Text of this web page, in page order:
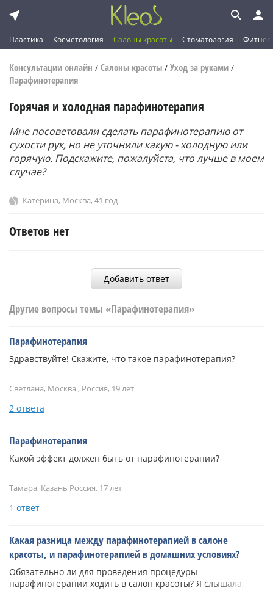
Пластика Косметология Салоны красоты Стоматология Фитнес
Консультации онлайн / Салоны красоты / Уход за руками /
Парафинотерапия
Горячая и холодная парафинотерапия
Мне посоветовали сделать парафинотерапию от
сухости рук, но не уточнили какую - холодную или
горячую. Подскажите, пожалуйста, что лучше в моем
случае?
Катерина, Москва, 41 год
Ответов нет
Добавить ответ
Другие вопросы темы «Парафинотерапия»
Парафинотерапия
Здравствуйте! Скажите, что такое парафинотерапия?
Светлана, Москва , Россия, 19 лет
2 ответа
Парафинотерапия
Какой эффект должен быть от парафинотерапии?
Тамара, Казань Россия, 17 лет
1 ответ
Какая разница между парафинотерапией в салоне
красоты, и парафинотерапией в домашних условиях?
Обязательно ли для проведения процедуры
парафинотерапии ходить в салон красоты? Я слышала,